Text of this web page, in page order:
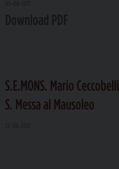
S.E.MONS. Mario Ceccobelli
S. Messa al Mausoleo